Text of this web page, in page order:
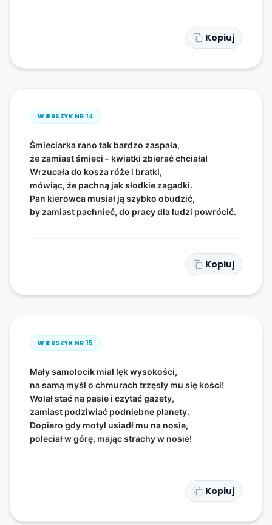
Kopiuj
WIERSZYK NR 14
Śmieciarka rano tak bardzo zaspała,
że zamiast śmieci – kwiatki zbierać chciała!
Wrzucała do kosza róże i bratki,
mówiąc, że pachną jak słodkie zagadki.
Pan kierowca musiał ją szybko obudzić,
by zamiast pachnieć, do pracy dla ludzi powrócić.
Kopiuj
WIERSZYK NR 15
Mały samolocik miał lęk wysokości,
na samą myśl o chmurach trzęsły mu się kości!
Wolał stać na pasie i czytać gazety,
zamiast podziwiać podniebne planety.
Dopiero gdy motyl usiadł mu na nosie,
poleciał w górę, mając strachy w nosie!
Kopiuj